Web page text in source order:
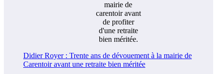
Didier Royer : Trente ans de dévouement à la mairie de
Carentoir avant une retraite bien méritée